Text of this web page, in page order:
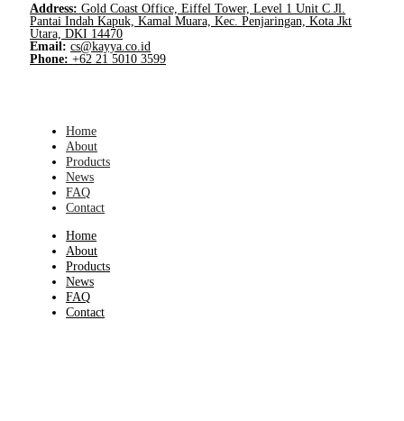
Address: Gold Coast Office, Eiffel Tower, Level 1 Unit C Jl.
Pantai Indah Kapuk, Kamal Muara, Kec. Penjaringan, Kota Jkt
Utara, DKI 14470
Email: cs@kayya.co.id
Phone: +62 21 5010 3599
Home
About
Products
News
FAQ
Contact
Home
About
Products
News
FAQ
Contact